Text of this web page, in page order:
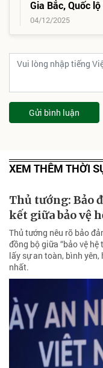
Gia Bắc, Quốc
04/12/2025
Gửi bình luận
XEM THÊM THỜI
Thủ tướng: Bảo
kết giữa bảo vệ
Thủ tướng nêu rõ bảo
đồng bộ giữa “bảo vệ hệ
lấy sự an toàn, bình
nhất.